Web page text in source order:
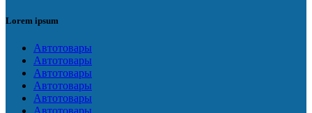
Lorem ipsum
Автотовары
Автотовары
Автотовары
Автотовары
Автотовары